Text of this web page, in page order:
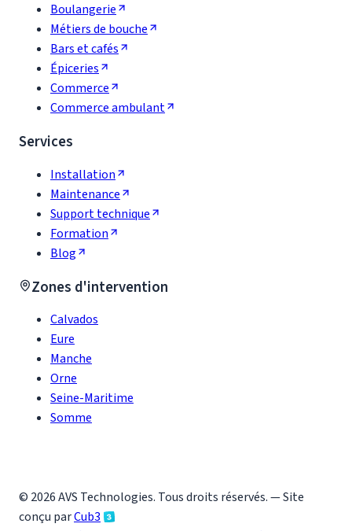
Boulangerie
Métiers de bouche
Bars et cafés
Épiceries
Commerce
Commerce ambulant
Services
Installation
Maintenance
Support technique
Formation
Blog
Zones d'intervention
Calvados
Eure
Manche
Orne
Seine-Maritime
Somme
© 2026AVS Technologies. Tous droits réservés. — Site
conçu parCub3